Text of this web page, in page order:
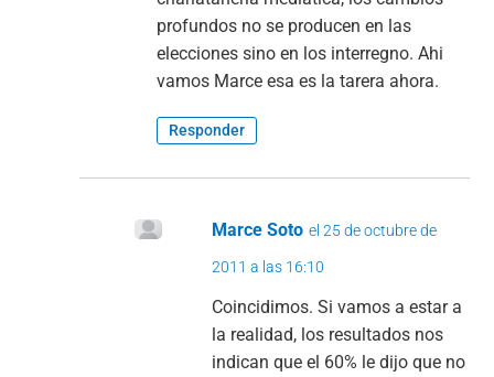
profundos no se producen en las
elecciones sino en los interregno. Ahi
vamos Marce esa es la tarera ahora.
Responder
Marce Soto el 25 de octubre de
2011 a las 16:10
Coincidimos. Si vamos a estar a
la realidad, los resultados nos
indican que el 60% le dijo que no